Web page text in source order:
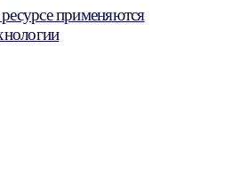
применяются